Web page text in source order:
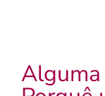
Alguma